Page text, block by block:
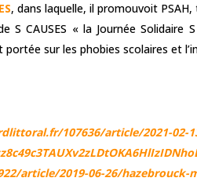
, dans laquelle, il promouvoit
S CAUSES « la Journée Solidaire
sur les phobies scolaires et
107636/article/2021-02-
article/2019-06-26/